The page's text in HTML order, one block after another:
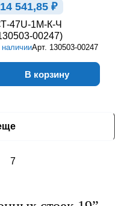
14 541,85 ₽
47U-1М-К-Ч
00247)
наличииАрт. 130503-00247
В корзину
7